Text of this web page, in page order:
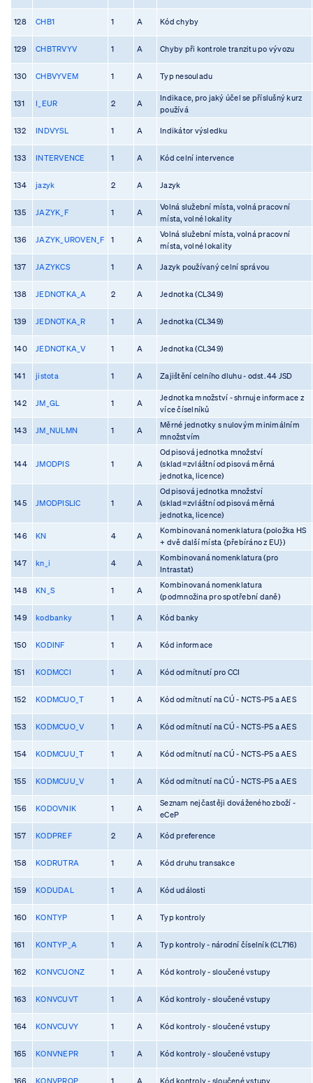
128 CHB1 1 A Kód chyby
129 CHBTRVYV 1 A Chyby při kontrole tranzitu po vývozu
130 CHBVYVEM 1 A Typ nesouladu
131 I_EUR 2 A
Indikace, pro jaký účel se příslušný kurz
používá
132 INDVYSL 1 A Indikátor výsledku
133 INTERVENCE 1 A Kód celní intervence
134 jazyk 2 A Jazyk
135 JAZYK_F 1 A
Volná služební místa, volná pracovní
místa, volné lokality
136 JAZYK_UROVEN_F 1 A
Volná služební místa, volná pracovní
místa, volné lokality
137 JAZYKCS 1 A Jazyk používaný celní správou
138 JEDNOTKA_A 2 A Jednotka (CL349)
139 JEDNOTKA_R 1 A Jednotka (CL349)
140 JEDNOTKA_V 1 A Jednotka (CL349)
141 jistota 1 A Zajištění celního dluhu - odst. 44 JSD
142 JM_GL 1 A
Jednotka množství - shrnuje informace z
více číselníků
143 JM_NULMN 1 A
Měrné jednotky s nulovým minimálním
množstvím
144 JMODPIS 1 A
Odpisová jednotka množství
(sklad=zvláštní odpisová měrná
jednotka, licence)
145 JMODPISLIC 1 A
Odpisová jednotka množství
(sklad=zvláštní odpisová měrná
jednotka, licence)
146 KN 4 A
Kombinovaná nomenklatura (položka HS
+ dvě další místa {přebíráno z EU})
147 kn_i 4 A
Kombinovaná nomenklatura (pro
Intrastat)
148 KN_S 1 A
Kombinovaná nomenklatura
(podmnožina pro spotřební daně)
149 kodbanky 1 A Kód banky
150 KODINF 1 A Kód informace
151 KODMCCI 1 A Kód odmítnutí pro CCI
152 KODMCUO_T 1 A Kód odmítnutí na CÚ - NCTS-P5 a AES
153 KODMCUO_V 1 A Kód odmítnutí na CÚ - NCTS-P5 a AES
154 KODMCUU_T 1 A Kód odmítnutí na CÚ - NCTS-P5 a AES
155 KODMCUU_V 1 A Kód odmítnutí na CÚ - NCTS-P5 a AES
156 KODOVNIK 1 A
Seznam nejčastěji dováženého zboží -
eCeP
157 KODPREF 2 A Kód preference
158 KODRUTRA 1 A Kód druhu transakce
159 KODUDAL 1 A Kód události
160 KONTYP 1 A Typ kontroly
161 KONTYP_A 1 A Typ kontroly - národní číselník (CL716)
162 KONVCUONZ 1 A Kód kontroly - sloučené vstupy
163 KONVCUVT 1 A Kód kontroly - sloučené vstupy
164 KONVCUVY 1 A Kód kontroly - sloučené vstupy
165 KONVNEPR 1 A Kód kontroly - sloučené vstupy
166 KONVPROP 1 A Kód kontroly - sloučené vstupy